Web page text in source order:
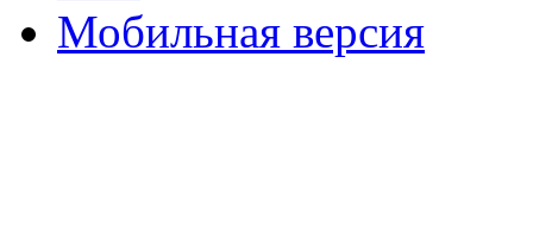
Мобильная версия